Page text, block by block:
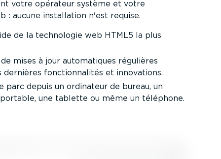
votre opérateur système et votre
: aucune instal­lation n'est requise.
de la technologie web HTML5 la plus
mises à jour automa­tiques régulières
dernières fonction­na­lités et innovations.
parc depuis un ordinateur de bureau, un
une tablette ou même un téléphone.